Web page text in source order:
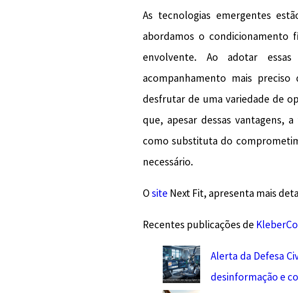
As tecnologias emergentes
abordamos o condicionamento
envolvente. Ao adotar
acompanhamento mais
desfrutar de uma variedade de
que, apesar dessas vantagens,
como substituta do
necessário.
Osite Next Fit, apresenta mais
Recentes publicações de
Alerta da Defesa
desinformação e